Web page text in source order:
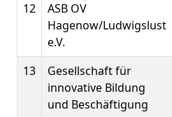
12
ASB OV
Hagenow/Ludwigslust
e.V.
13
Gesellschaft für
innovative Bildung
und Beschäftigung